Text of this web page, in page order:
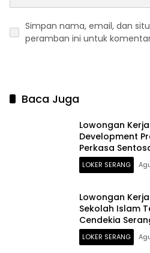
Simpan nama, email, dan
peramban ini untuk
Baca Juga
Lowongan
Development
Perkasa
LOKER SERANG
Lowongan
Sekolah Islam
Cendekia
LOKER SERANG